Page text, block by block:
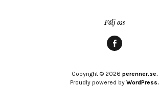
Följ oss
Copyright © 2026 perenner.se.
Proudly powered by WordPress.